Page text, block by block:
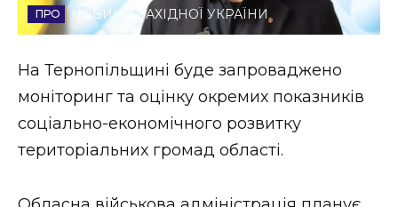
Втрачений Ужгород
Втрачений Ужгород (відеоверсія)
ЗАКАРПАТСЬКІ НОВИНИ
НОВИНИ ЗАХІДНОЇ УКРАЇНИ
На Тернопільщині буде запроваджено
моніторинг та оцінку окремих показників
соціально-економічного розвитку
територіальних громад області.